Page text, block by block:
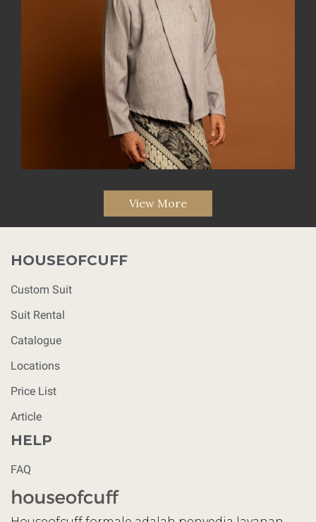
View More
HOUSEOFCUFF
Custom Suit
Suit Rental
Catalogue
Locations
Price List
Article
HELP
FAQ